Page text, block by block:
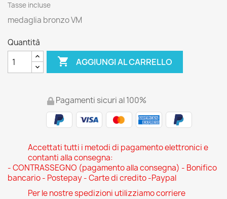
Tasse incluse
medaglia bronzo VM
Quantità
 AGGIUNGI AL CARRELLO
Pagamenti sicuri al 100%
Accettati tutti i metodi di pagamento elettronici e
contanti alla consegna:
- CONTRASSEGNO (pagamento alla consegna) - Bonifico
bancario - Postepay - Carte di credito -Paypal
Per le nostre spedizioni utilizziamo corriere